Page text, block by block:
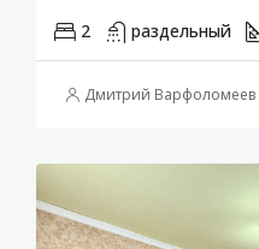
2 раздельный
Дмитрий Варфоломеев